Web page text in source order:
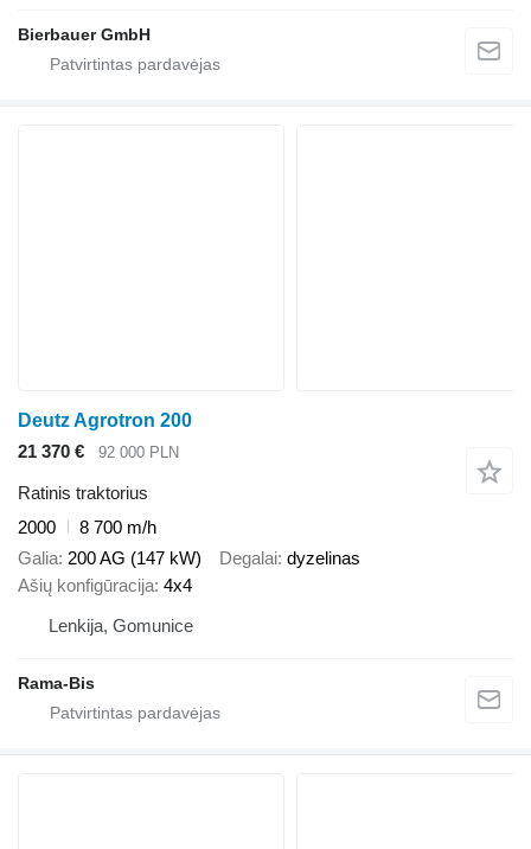
Bierbauer GmbH
Deutz Agrotron 200
21 370 €
92 000 PLN
Ratinis traktorius
2000
8 700 m/h
Galia 200 AG (147 kW) Degalai dyzelinas
Ašių konfigūracija 4x4
Lenkija, Gomunice
Rama-Bis